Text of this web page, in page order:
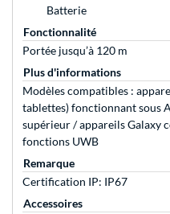
Batterie
Fonctionnalité
Portée jusqu’à 120 m
Plus d'informations
Modèles compatibles :
tablettes) fonctionnant sous
supérieur / appareils Galaxy
fonctions UWB
Remarque
Certification IP: IP67
Accessoires